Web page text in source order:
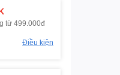
từ 499.000đ
Điều kiện